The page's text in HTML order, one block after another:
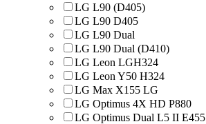
LG L90 (D405)
LG L90 D405
LG L90 Dual
LG L90 Dual (D410)
LG Leon LGH324
LG Leon Y50 H324
LG Max X155 LG
LG Optimus 4X HD P880
LG Optimus Dual L5 II E455